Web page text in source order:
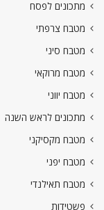
מתכונים לפסח
מטבח צרפתי
מטבח סיני
מטבח מרוקאי
מטבח יווני
מתכונים לראש השנה
מטבח מקסיקני
מטבח יפני
מטבח תאילנדי
פשטידות